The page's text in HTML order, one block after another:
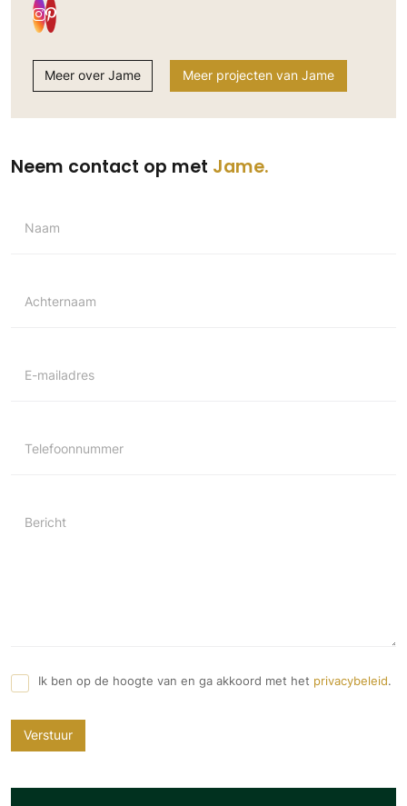
Meer over Jame Meer projecten van Jame
Neem contact op met Jame
Naam
Achternaam
E-mailadres
Telefoonnummer
Bericht
Ik ben op de hoogte van en ga akkoord met het privacybeleid.
Verstuur